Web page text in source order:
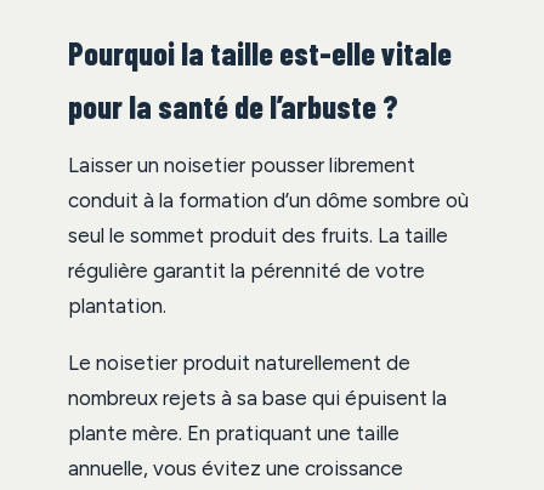
Pourquoi la taille est-elle vitale
pour la santé de l’arbuste ?
Laisser un noisetier pousser librement
conduit à la formation d’un dôme sombre où
seul le sommet produit des fruits. La taille
régulière garantit la pérennité de votre
plantation.
Le noisetier produit naturellement de
nombreux rejets à sa base qui épuisent la
plante mère. En pratiquant une taille
annuelle, vous évitez une croissance